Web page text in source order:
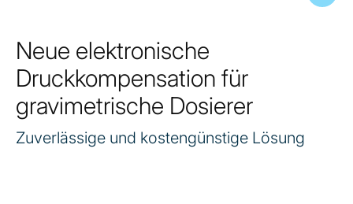
Neue elektronische
Druckkompensation für
gravimetrische Dosierer
Zuverlässige und kostengünstige Lösung